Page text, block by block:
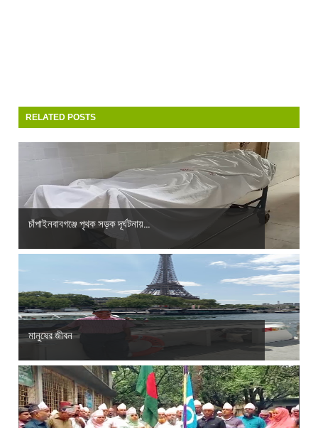
RELATED POSTS
চাঁপাইনবাবগঞ্জে পৃথক সড়ক দূর্ঘটনায়...
মানুষের জীবন